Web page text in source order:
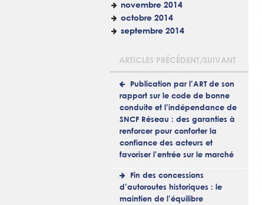
novembre 2014
octobre 2014
septembre 2014
ARTICLES PRÉCÉDENT/SUIVANT
Publication par l’ART de son
rapport sur le code de bonne
conduite et l’indépendance de
SNCF Réseau : des garanties à
renforcer pour conforter la
confiance des acteurs et
favoriser l’entrée sur le marché
Fin des concessions
d’autoroutes historiques : le
maintien de l’équilibre